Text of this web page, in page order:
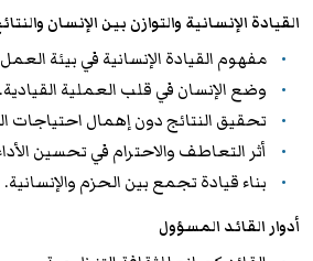
القيادة الإنسانية والتوازن بين الإنسان
مفهوم القيادة الإنسانية في بيئة
وضع الإنسان في قلب العملية القيادية.
تحقيق النتائج دون إهمال احتياجات
أثر التعاطف والاحترام في تحسين
بناء قيادة تجمع بين الحزم والإنسانية.
أدوار القائد المسؤول